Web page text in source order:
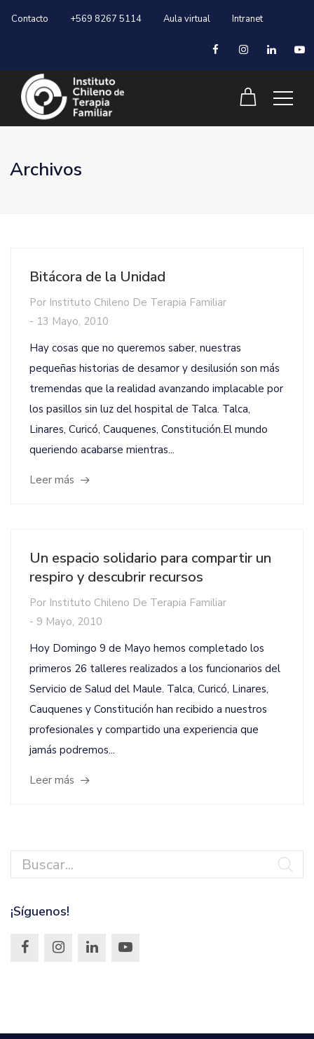
Contacto +569 8267 5114 Aula virtual Intranet
Archivos
Bitácora de la Unidad
Por Instituto Chileno De Terapia Familiar
- 13 Mayo, 2010
Hay cosas que no queremos saber, nuestras
pequeñas historias de desamor y desilusión son más
tremendas que la realidad avanzando implacable por
los pasillos sin luz del hospital de Talca. Talca,
Linares, Curicó, Cauquenes, Constitución.El mundo
queriendo acabarse mientras...
Leer más
Un espacio solidario para compartir un
respiro y descubrir recursos
Por Instituto Chileno De Terapia Familiar
- 9 Mayo, 2010
Hoy Domingo 9 de Mayo hemos completado los
primeros 26 talleres realizados a los funcionarios del
Servicio de Salud del Maule. Talca, Curicó, Linares,
Cauquenes y Constitución han recibido a nuestros
profesionales y compartido una experiencia que
jamás podremos...
Leer más
¡Síguenos!